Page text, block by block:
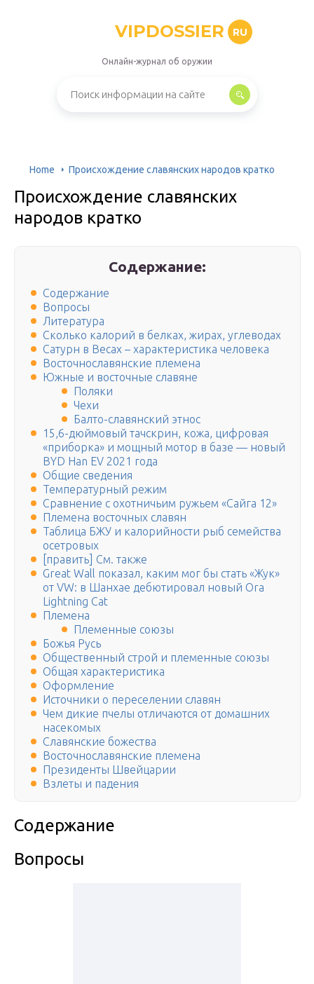
VIPDOSSIER RU
Онлайн-журнал об оружии
Home Происхождение славянских народов кратко
Происхождение славянских
народов кратко
Содержание:
Содержание
Вопросы
Литература
Сколько калорий в белках, жирах, углеводах
Сатурн в Весах – характеристика человека
Восточнославянские племена
Южные и восточные славяне
Поляки
Чехи
Балто-славянский этнос
15,6-дюймовый тачскрин, кожа, цифровая
«приборка» и мощный мотор в базе — новый
BYD Han EV 2021 года
Общие сведения
Температурный режим
Сравнение с охотничьим ружьем «Сайга 12»
Племена восточных славян
Таблица БЖУ и калорийности рыб семейства
осетровых
[править] См. также
Great Wall показал, каким мог бы стать «Жук»
от VW: в Шанхае дебютировал новый Ora
Lightning Cat
Племена
Племенные союзы
Божья Русь
Общественный строй и племенные союзы
Общая характеристика
Оформление
Источники о переселении славян
Чем дикие пчелы отличаются от домашних
насекомых
Славянские божества
Восточнославянские племена
Президенты Швейцарии
Взлеты и падения
Содержание
Вопросы